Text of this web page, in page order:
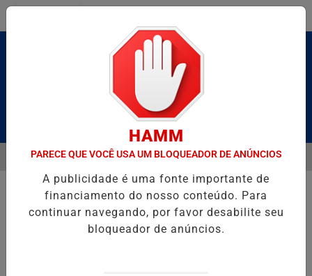
Pesquisar Notícia
UZIEL BUENO NO TERRAÇO MINEIRO D' GUST
EM ALTA
MENU
HAMM
PARECE QUE VOCÊ USA UM BLOQUEADOR DE ANÚNCIOS
A publicidade é uma fonte importante de
financiamento do nosso conteúdo. Para
continuar navegando, por favor desabilite seu
bloqueador de anúncios.